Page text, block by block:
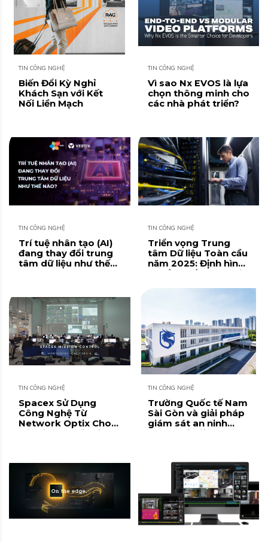
TIN CÔNG NGHỆ
Biến Đổi Kỳ Nghỉ
Khách Sạn với Kết
Nối Liền Mạch
TIN CÔNG NGHỆ
Vì sao Nx EVOS là lựa
chọn thông minh cho
các nhà phát triển?
TIN CÔNG NGHỆ
Trí tuệ nhân tạo (AI)
đang thay đổi trung
tâm dữ liệu như thế
TIN CÔNG NGHỆ
Triển vọng Trung
tâm Dữ liệu Toàn cầu
năm 2025: Định hình
hạ tầng số tương lai
TIN CÔNG NGHỆ
Spacex Sử Dụng
Công Nghệ Từ
Network Optix Cho
Sứ Mệnh Inspiration4
TIN CÔNG NGHỆ
Trường Quốc tế Nam
Sài Gòn và giải pháp
giám sát an ninh
tương lai với VMS Nx